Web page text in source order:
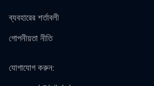
ব্যবহারের শর্তাবলী
গোপনীয়তা নীতি
যোগাযোগ করুন: